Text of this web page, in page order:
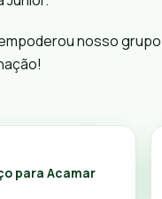
nosso
para Acamar